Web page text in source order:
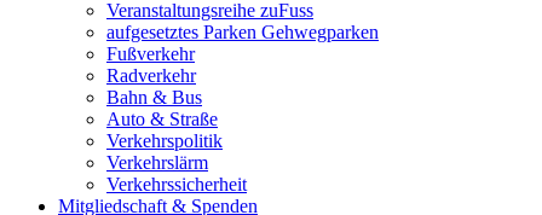
Veranstaltungsreihe zuFuss
aufgesetztes Parken Gehwegparken
Fußverkehr
Radverkehr
Bahn & Bus
Auto & Straße
Verkehrspolitik
Verkehrslärm
Verkehrssicherheit
Mitgliedschaft & Spenden